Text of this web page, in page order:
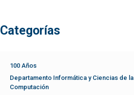
Categorías
100 Años
Departamento Informática y Ciencias de la
Computación